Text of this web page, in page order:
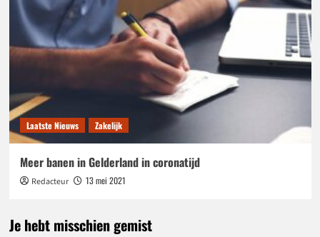
Laatste Nieuws Zakelijk
Meer banen in Gelderland in coronatijd
Redacteur 13 mei 2021
Je hebt misschien gemist